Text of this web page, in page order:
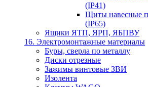
(IP41)
Щиты навесные
(IP65)
Ящики ЯТП, ЯРП, ЯБПВУ
16. Электромонтажные материалы
Буры, сверла по металлу
Диски отрезные
Зажимы винтовые ЗВИ
Изолента